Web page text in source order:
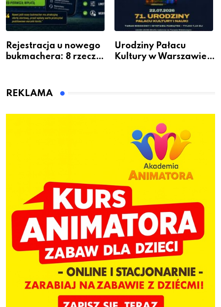
Rejestracja u nowego
bukmachera: 8 rzeczy,
Urodziny Pałacu
Kultury w Warszawie –
REKLAMA